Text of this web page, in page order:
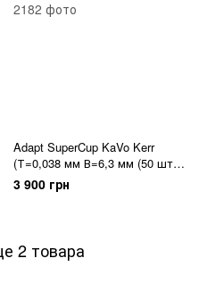
Adapt SuperCup KaVo Kerr
(Т=0,038 мм В=6,3 мм (50 шт)
матриці на котушках
3 900 грн
2 товара